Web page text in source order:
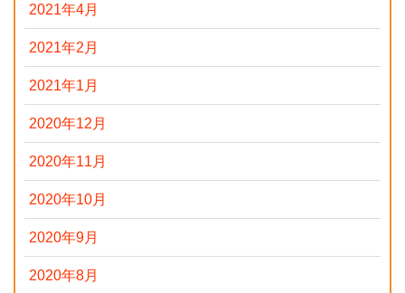
2021年4月
2021年2月
2021年1月
2020年12月
2020年11月
2020年10月
2020年9月
2020年8月